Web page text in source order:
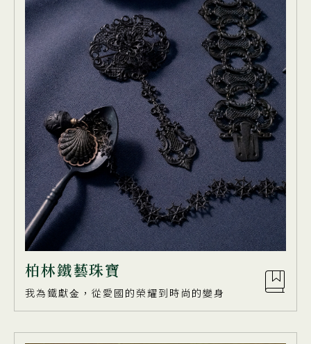
柏林鐵藝珠寶
我為鐵獻⾦，從愛國的榮耀到時尚的變身